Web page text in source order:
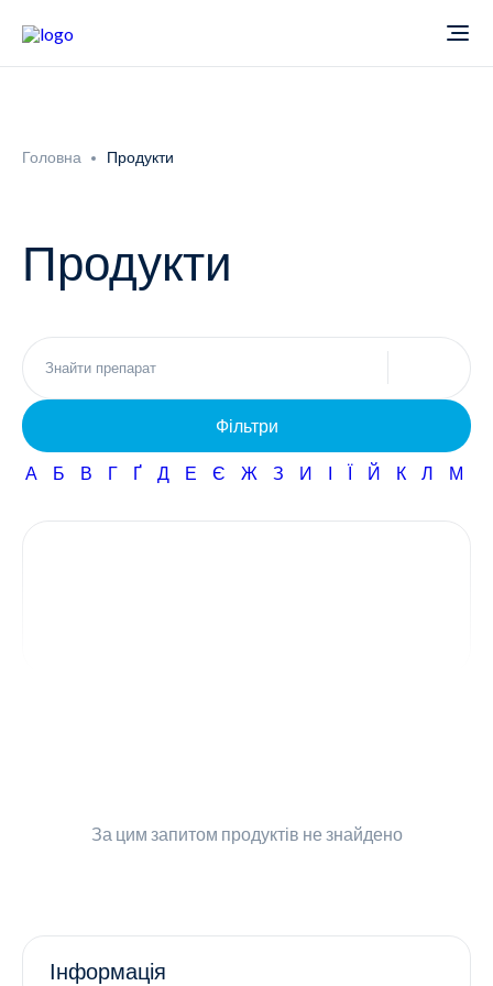
Новини
Неврологія
Всі продукти
Фармаконагляд
Кар'єра
Головна Продукти
Продукти
Фільтри
А Б В Г Ґ Д Е Є Ж З И І Ї Й К Л М
За цим запитом продуктів не знайдено
Інформація